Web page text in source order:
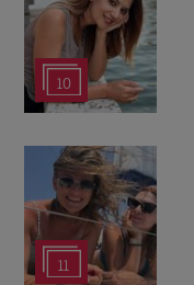
10
11